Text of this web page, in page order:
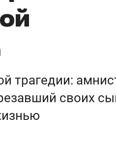
трагедии:
своих